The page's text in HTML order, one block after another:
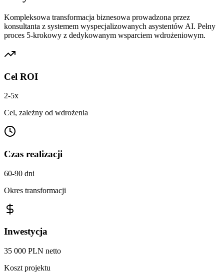
Kompleksowa transformacja biznesowa prowadzona przez
konsultanta z systemem wyspecjalizowanych asystentów AI. Pełny
proces 5-krokowy z dedykowanym wsparciem wdrożeniowym.
Cel ROI
2-5x
Cel, zależny od wdrożenia
Czas realizacji
60-90 dni
Okres transformacji
Inwestycja
35 000 PLN netto
Koszt projektu